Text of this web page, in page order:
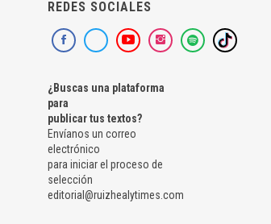
REDES SOCIALES
¿Buscas una plataforma
para
publicar tus textos?
Envíanos un correo
electrónico
para iniciar el proceso de
selección
editorial@ruizhealytimes.com